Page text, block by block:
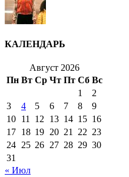
КАЛЕНДАРЬ
Август 2026
Пн Вт Ср Чт Пт Сб Вс
1
2
3
4 5 6 7 8
9
10 11 12 13 14 15 16
17 18 19 20 21 22 23
24 25 26 27 28 29 30
31
« Июл